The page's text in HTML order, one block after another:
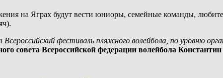
на Яграх будут вести юниоры, семейные команды,
фестиваль пляжного волейбола, по уровню
совета Всероссийской федерации волейбола